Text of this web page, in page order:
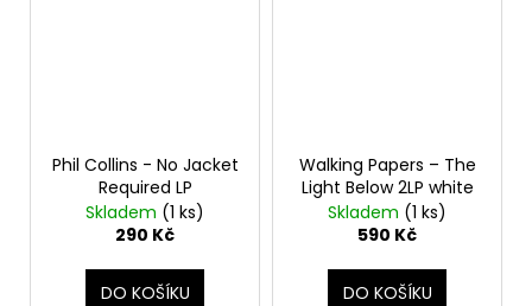
Phil Collins - No Jacket
Required LP
Skladem (1 ks)
290 Kč
DO KOŠÍKU
Walking Papers – The
Light Below 2LP white
Skladem (1 ks)
590 Kč
DO KOŠÍKU